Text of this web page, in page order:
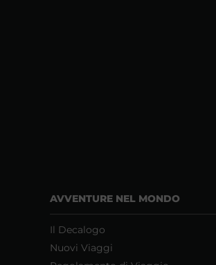
AVVENTURE NEL MONDO
Il Decalogo
Nuovi Viaggi